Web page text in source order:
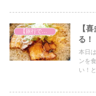
【
る！
本日
ンを
い！